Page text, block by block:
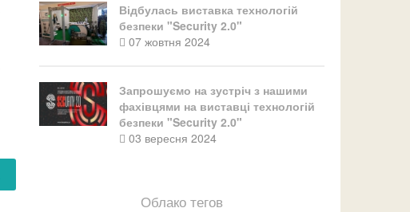
Відбулась виставка технологій
безпеки "Security 2.0"
07 жовтня 2024
Запрошуємо на зустріч з нашими
фахівцями на виставці технологій
безпеки "Security 2.0"
03 вересня 2024
Облако тегов